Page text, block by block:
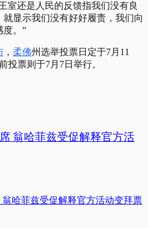
室还是人民的反馈指我们没有良
显示我们没有好好履责，我们向
度。”
， 柔佛州选举投票日定于7月11
投票则于7月7日举行。
翁哈菲兹受促解释官方活